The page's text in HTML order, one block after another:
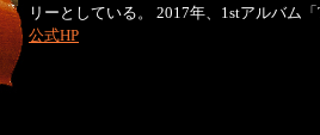
リーとしている。 2017年、1stアルバム「
公式HP